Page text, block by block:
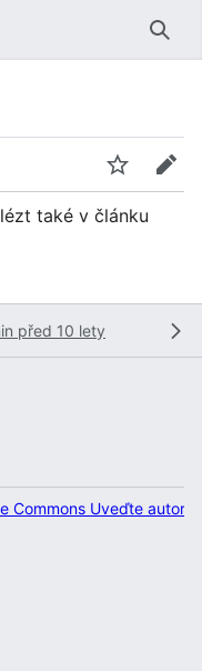
Sledovat
také v článku
před 10 lety
Commons Uveďte